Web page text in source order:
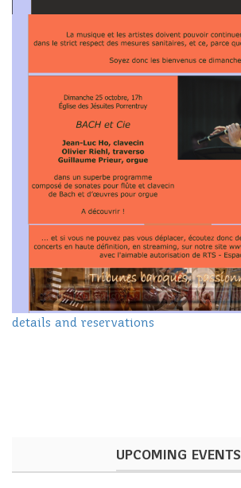
details and reservations
UPCOMING EVENTS